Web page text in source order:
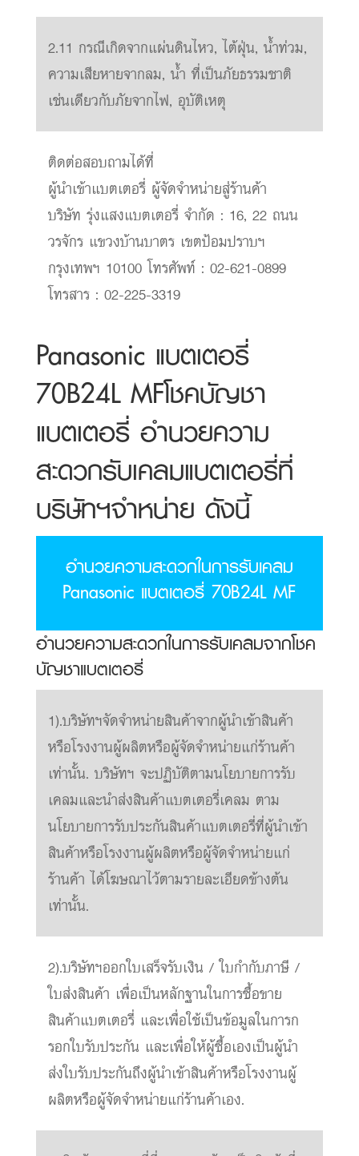
2.11 กรณีเกิดจากแผ่นดินไหว, ไต้ฝุ่น, น้ำท่วม,
ความเสียหายจากลม, น้ำ ที่เป็นภัยธรรมชาติ
เช่นเดียวกับภัยจากไฟ, อุบัติเหตุ
ติดต่อสอบถามได้ที่
ผู้นำเข้าแบตเตอรี่ ผู้จัดจำหน่ายสู่ร้านค้า
บริษัท รุ่งแสงแบตเตอรี่ จำกัด : 16, 22 ถนน
วรจักร แขวงบ้านบาตร เขตป้อมปราบฯ
กรุงเทพฯ 10100 โทรศัพท์ : 02-621-0899
โทรสาร : 02-225-3319
Panasonic แบตเตอรี่
70B24L MFโชคบัญชา
แบตเตอรี่ อำนวยความ
สะดวกรับเคลมแบตเตอรี่ที่
บริษัทฯจำหน่าย ดังนี้
อำนวยความสะดวกในการรับเคลม
Panasonic แบตเตอรี่ 70B24L MF
อำนวยความสะดวกในการรับเคลมจากโชค
บัญชาแบตเตอรี่
1).บริษัทฯจัดจำหน่ายสินค้าจากผู้นำเข้าสินค้า
หรือโรงงานผู้ผลิตหรือผู้จัดจำหน่ายแก่ร้านค้า
เท่านั้น. บริษัทฯ จะปฏิบัติตามนโยบายการรับ
เคลมและนำส่งสินค้าแบตเตอรี่เคลม ตาม
นโยบายการรับประกันสินค้าแบตเตอรี่ที่ผู้นำเข้า
สินค้าหรือโรงงานผู้ผลิตหรือผู้จัดจำหน่ายแก่
ร้านค้า ได้โฆษณาไว้ตามรายละเอียดข้างต้น
เท่านั้น.
2).บริษัทฯออกใบเสร็จรับเงิน / ใบกำกับภาษี /
ใบส่งสินค้า เพื่อเป็นหลักฐานในการซื้อขาย
สินค้าแบตเตอรี่ และเพื่อใช้เป็นข้อมูลในการก
รอกใบรับประกัน และเพื่อให้ผู้ซื้อเองเป็นผู้นำ
ส่งใบรับประกันถึงผู้นำเข้าสินค้าหรือโรงงานผู้
ผลิตหรือผู้จัดจำหน่ายแก่ร้านค้าเอง.